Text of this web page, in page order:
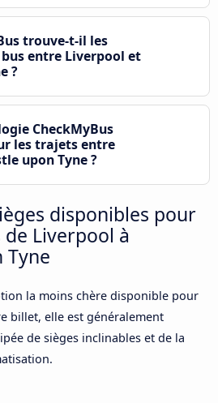
trouve-t-il les
entre Liverpool et
?
CheckMyBus
les trajets entre
upon Tyne ?
disponibles pour
Liverpool à
Tyne
la moins chère disponible pour
billet, elle est généralement
de sièges inclinables et de la